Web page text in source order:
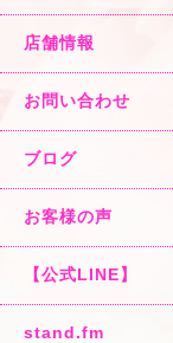
店舗情報
お問い合わせ
ブログ
お客様の声
【公式LINE】
stand.fm